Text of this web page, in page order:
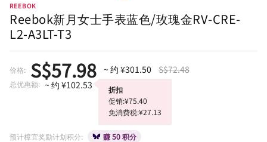
REEBOK
Reebok新月女士手表蓝色/玫瑰金RV-CRE-
L2-A3LT-T3
价格: S$57.98 ~ 约 ¥301.50 S$72.48
总优惠额: ~ 约 ¥102.53
折扣
促销:¥75.40
免消费税:¥27.13
预计樟宜奖励计划积分: 赚 50 积分